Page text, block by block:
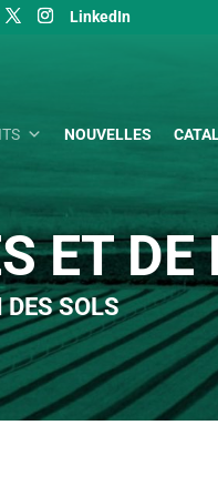
LinkedIn
NOUVELLES
ET DE
DES SOLS